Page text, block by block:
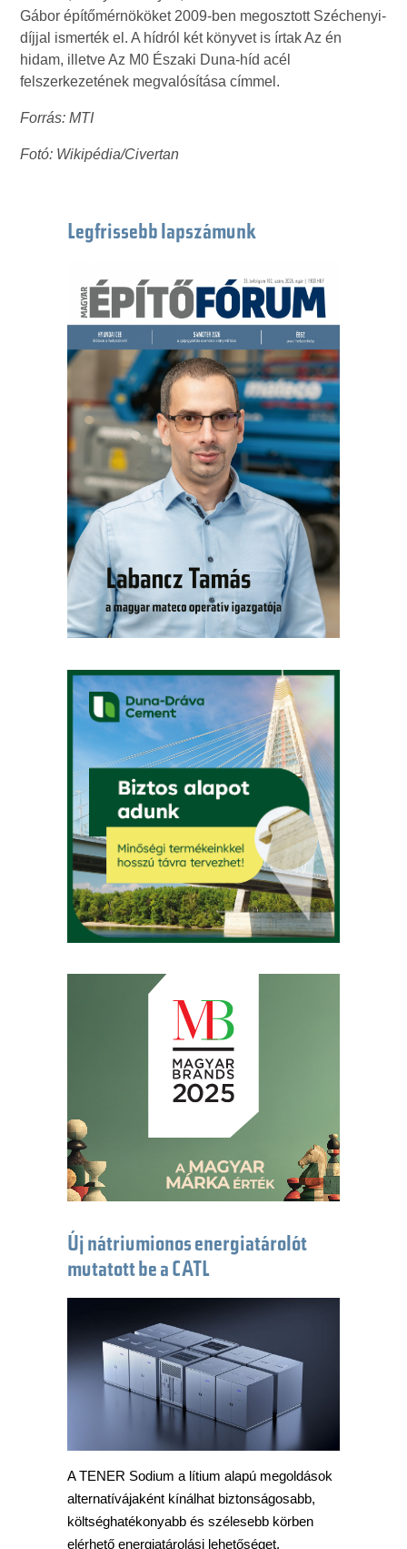
Gábor építőmérnököket 2009-ben megosztott Széchenyi-
díjjal ismerték el. A hídról két könyvet is írtak Az én
hidam, illetve Az M0 Északi Duna-híd acél
felszerkezetének megvalósítása címmel.
Forrás: MTI
Fotó: Wikipédia/Civertan
Legfrissebb lapszámunk
Új nátriumionos energiatárolót
mutatott be a CATL
A TENER Sodium a lítium alapú megoldások
alternatívájaként kínálhat biztonságosabb,
költséghatékonyabb és szélesebb körben
elérhető energiatárolási lehetőséget.